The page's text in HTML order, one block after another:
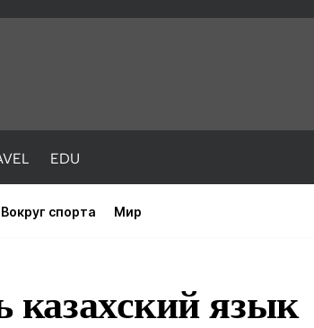
EDU
Вокруг спорта Мир
казахский язык